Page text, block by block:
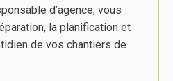
d’agence, vous
la planification et
de vos chantiers de